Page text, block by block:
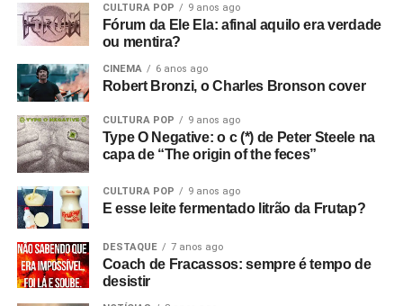
CULTURA POP 9 anos ago
Fórum da Ele Ela: afinal aquilo era verdade
ou mentira?
CINEMA 6 anos ago
Robert Bronzi, o Charles Bronson cover
CULTURA POP 9 anos ago
Type O Negative: o c (*) de Peter Steele na
capa de “The origin of the feces”
CULTURA POP 9 anos ago
E esse leite fermentado litrão da Frutap?
DESTAQUE 7 anos ago
Coach de Fracassos: sempre é tempo de
desistir